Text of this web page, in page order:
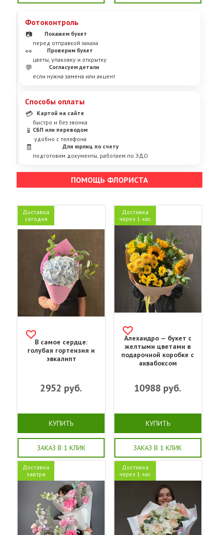
Фотоконтроль
📷
Покажем букет
перед отправкой заказа
👀
Проверим букет
цветы, упаковку и открытку
💬
Согласуем детали
если нужна замена или акцент
Способы оплаты
💳
Картой на сайте
быстро и без звонка
📱 СБП или переводом
удобно с телефона
🧾
Для юрлиц по счету
подготовим документы, работаем по ЭДО
ПОМОЩЬ ФЛОРИСТА
Доставка
сегодня
В самое сердце:
голубая гортензия и
эвкалипт
2952 руб.
КУПИТЬ
ЗАКАЗ В 1 КЛИК
Доставка
через 1 час
Алехандро — букет с
желтыми цветами в
подарочной коробке с
аквабоксом
10988 руб.
КУПИТЬ
ЗАКАЗ В 1 КЛИК
Доставка
завтра
Доставка
через 1 час